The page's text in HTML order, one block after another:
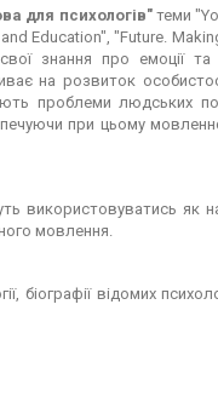
для психологів"теми
Education", "Future.
знання про емоції та
на розвиток
проблеми людських
при цьому
використо­вуватись як
мовлення.
біографії ві­домих